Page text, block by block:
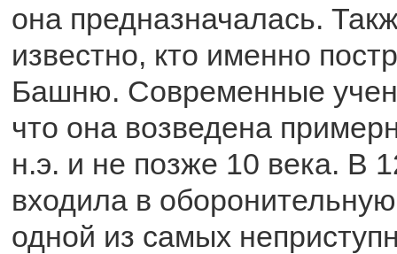
она предназначалась.
известно, кто именно
Башню. Современные
что она возведена
н.э. и не позже 10 века. В
входила в
одной из самых